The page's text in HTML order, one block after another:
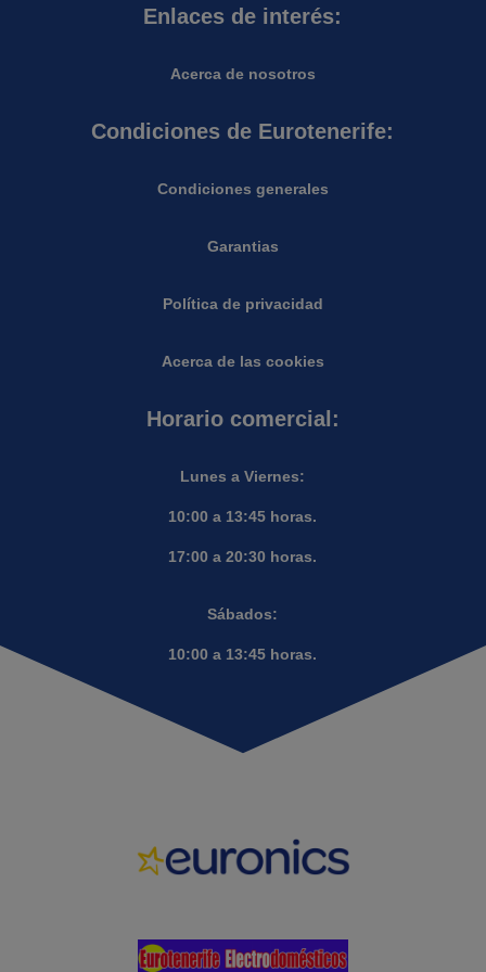
Enlaces de interés:
Acerca de nosotros
Condiciones de Eurotenerife:
Condiciones generales
Garantias
Política de privacidad
Acerca de las cookies
Horario comercial:
Lunes a Viernes:
10:00 a 13:45 horas.
17:00 a 20:30 horas.
Sábados:
10:00 a 13:45 horas.